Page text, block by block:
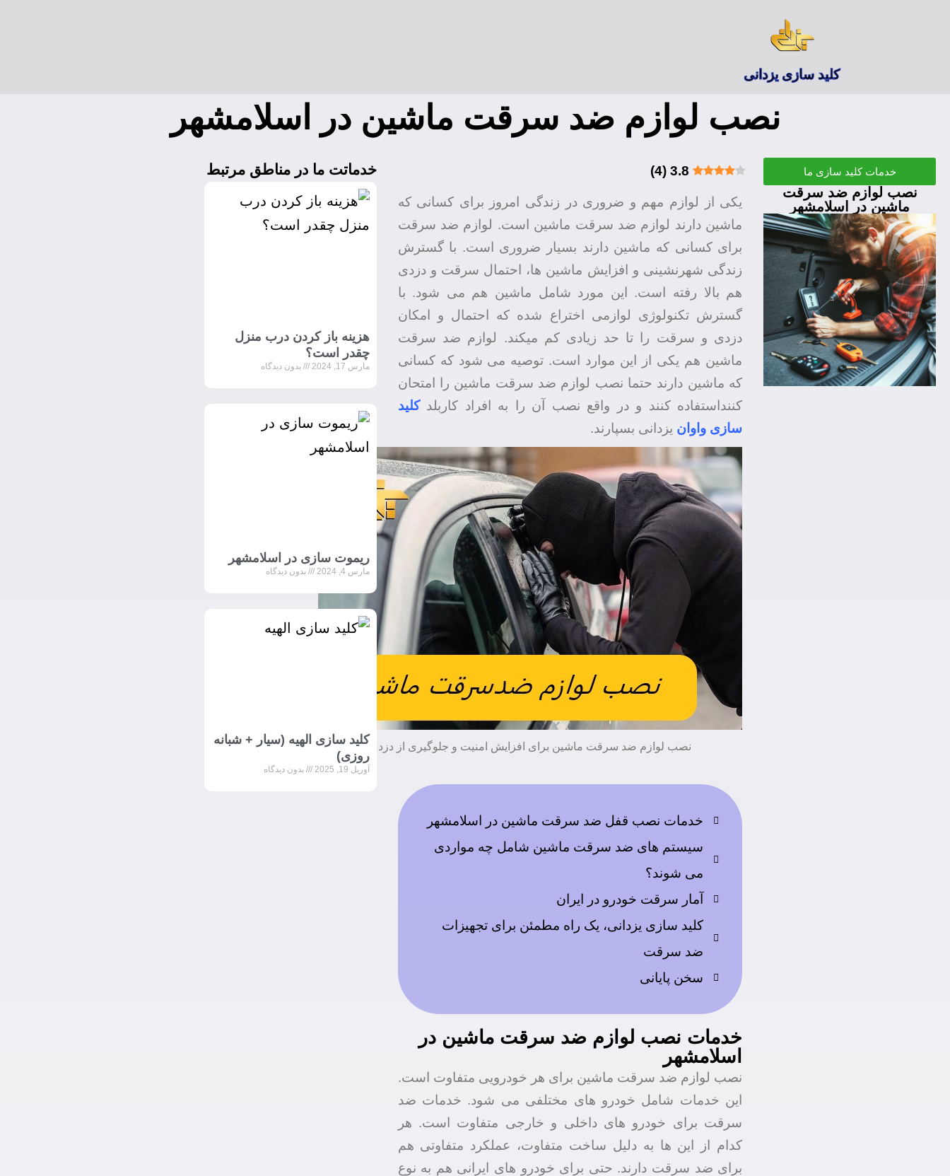
کلید سازی یزدانی
نصب لوازم ضد سرقت ماشین در اسلامشهر
خدمات کلید سازی ما
نصب لوازم ضد سرقت
ماشین در اسلامشهر
3.8
(
4
)
یکی از لوازم مهم و ضروری در زندگی امروز برای کسانی که
ماشین دارند لوازم ضد سرقت ماشین است. لوازم ضد سرقت
برای کسانی که ماشین دارند بسیار ضروری است. با گسترش
زندگی شهرنشینی و افزایش ماشین ها، احتمال سرقت و دزدی
هم بالا رفته است. این مورد شامل ماشین هم می شود. با
گسترش تکنولوژی لوازمی اختراع شده که احتمال و امکان
دزدی و سرقت را تا حد زیادی کم میکند. لوازم ضد سرقت
ماشین هم یکی از این موارد است. توصیه می شود که کسانی
که ماشین دارند حتما نصب لوازم ضد سرقت ماشین را امتحان
کننداستفاده کنند و در واقع نصب آن را به افراد کاربلدکلید
سازی واوان یزدانی بسپارند.
نصب لوازم ضد سرقت ماشین برای افزایش امنیت و جلوگیری از دزدی
خدمات نصب قفل ضد سرقت ماشین در اسلامشهر
سیستم های ضد سرقت ماشین شامل چه مواردی
می شوند؟
آمار سرقت خودرو در ایران
کلید سازی یزدانی، یک راه مطمئن برای تجهیزات
ضد سرقت
سخن پایانی
خدمات نصب لوازم ضد سرقت ماشین در
اسلامشهر
نصب لوازم ضد سرقت ماشین برای هر خودرویی متفاوت است.
این خدمات شامل خودرو های مختلفی می شود. خدمات ضد
سرقت برای خودرو های داخلی و خارجی متفاوت است. هر
کدام از این ها به دلیل ساخت متفاوت، عملکرد متفاوتی هم
برای ضد سرقت دارند. حتی برای خودرو های ایرانی هم به نوع
خدماتت ما در مناطق مرتبط
هزینه باز کردن درب منزل
چقدر است؟
مارس 17, 2024 بدون دیدگاه
ریموت سازی در اسلامشهر
مارس 4, 2024 بدون دیدگاه
کلید سازی الهیه (سیار + شبانه
روزی)
آوریل 19, 2025 بدون دیدگاه